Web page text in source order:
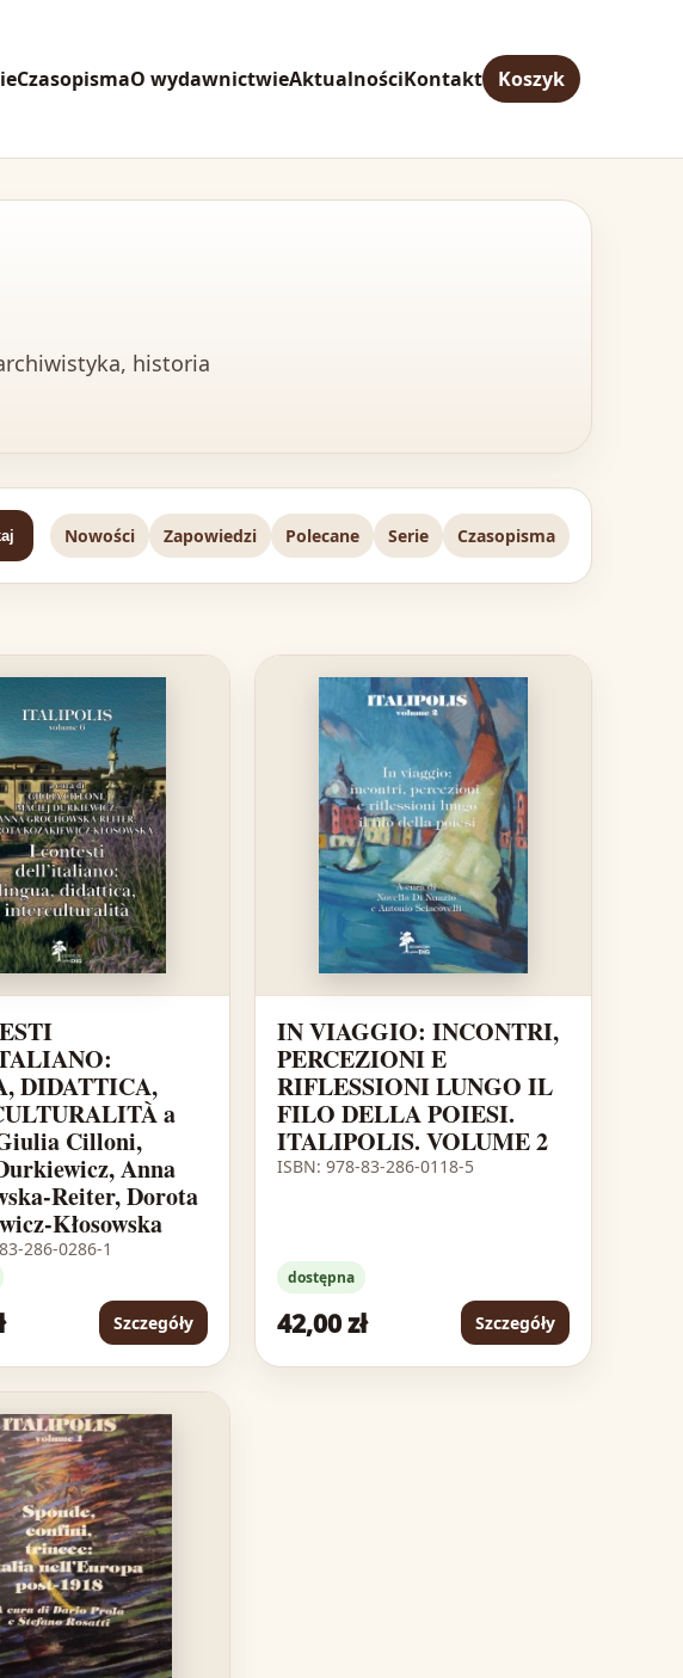
CzasopismaO wydawnictwieAktualnościKontakt Koszyk
historia
Nowości Zapowiedzi Polecane Serie Czasopisma
DIDATTICA,
a
Cilloni,
Anna
Reiter, Dorota
Kłosowska
286-0286-1
Szczegóły
IN VIAGGIO: INCONTRI,
PERCEZIONI E
RIFLESSIONI LUNGO IL
FILO DELLA POIESI.
ITALIPOLIS. VOLUME 2
ISBN: 978-83-286-0118-5
dostępna
42,00 zł Szczegóły